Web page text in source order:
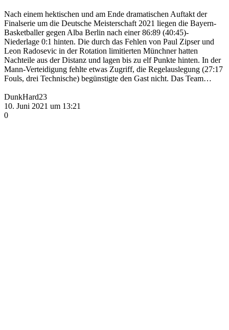
Nach einem hektischen und am Ende dramatischen Auftakt der
Finalserie um die Deutsche Meisterschaft 2021 liegen die Bayern-
Basketballer gegen Alba Berlin nach einer 86:89 (40:45)-
Niederlage 0:1 hinten. Die durch das Fehlen von Paul Zipser und
Leon Radosevic in der Rotation limitierten Münchner hatten
Nachteile aus der Distanz und lagen bis zu elf Punkte hinten. In der
Mann-Verteidigung fehlte etwas Zugriff, die Regelauslegung (27:17
Fouls, drei Technische) begünstigte den Gast nicht. Das Team…
DunkHard23
10. Juni 2021 um 13:21
0